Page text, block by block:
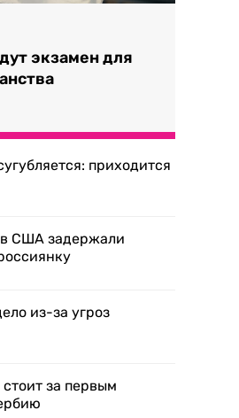
экзамен для
приходится
США задержали
из-за угроз
за первым